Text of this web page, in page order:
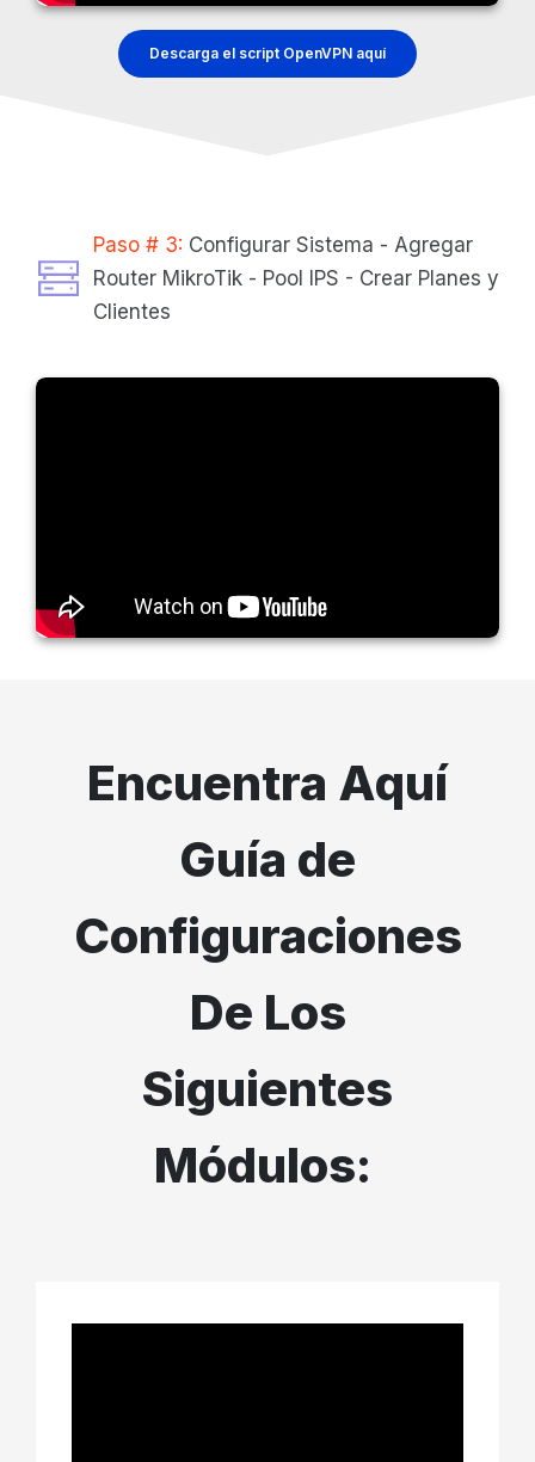
Descarga el script OpenVPN aquí
Paso # 3: Configurar Sistema - Agregar
Router MikroTik - Pool IPS - Crear Planes y
Clientes
Encuentra Aquí
Guía de
Configuraciones
De Los
Siguientes
Módulos: